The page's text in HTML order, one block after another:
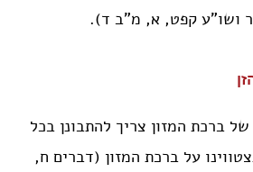
ושו”ע קפט, א, מ”ב ד).
ברכת המזון צריך להתבונן בכל
על ברכת המזון (דברים ח,